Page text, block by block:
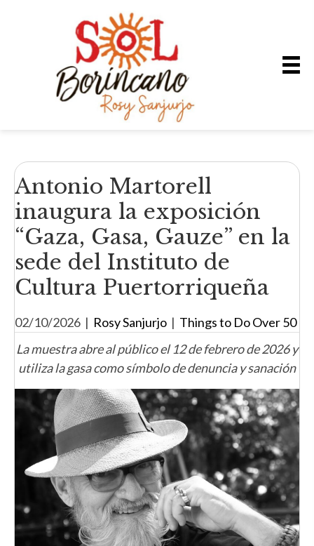
Antonio Martorell
inaugura la exposición
“Gaza, Gasa, Gauze” en la
sede del Instituto de
Cultura Puertorriqueña
02/10/2026 | Rosy Sanjurjo | Things to Do Over 50
La muestra abre al público el 12 de febrero de 2026 y
utiliza la gasa como símbolo de denuncia y sanación